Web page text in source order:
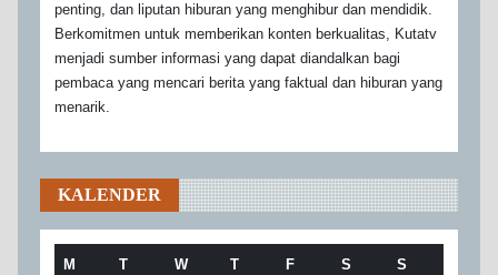
penting, dan liputan hiburan yang menghibur dan mendidik.
Berkomitmen untuk memberikan konten berkualitas, Kutatv
menjadi sumber informasi yang dapat diandalkan bagi
pembaca yang mencari berita yang faktual dan hiburan yang
menarik.
KALENDER
M T W T F S S